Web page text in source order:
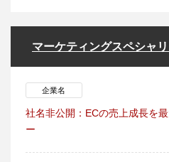
マーケティングスペシャリ
企業名
社名非公開：ECの売上成長を
ー